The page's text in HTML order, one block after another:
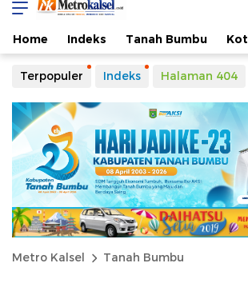
Home Indeks Tanah Bumbu
Terpopuler Indeks Halaman 404
Metro Kalsel Tanah Bumbu